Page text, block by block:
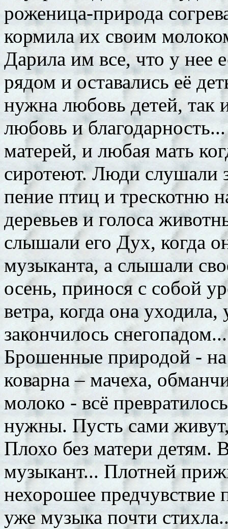
роженица-природа
кормила их своим
Дарила им все, что у нее
рядом и оставались её
нужна любовь детей, так
любовь и
матерей, и любая мать
сиротеют. Люди слушали
пение птиц и трескотню
деревьев и голоса
слышали его Дух, когда
музыканта, а слышали
осень, принося с собой
ветра, когда она
закончилось
Брошенные природой -
коварна – мачеха,
молоко - всё
нужны. Пусть сами
Плохо без матери детям.
музыкант... Плотней
нехорошее предчувствие
уже музыка почти